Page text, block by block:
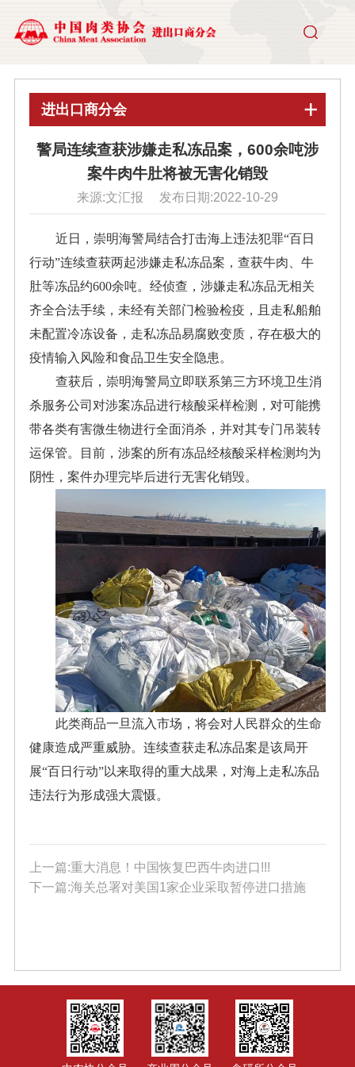
进出口商分会
警局连续查获涉嫌走私冻品案，600余吨涉
案牛肉牛肚将被无害化销毁
来源:文汇报 发布日期:2022-10-29
近日，崇明海警局结合打击海上违法犯罪“百日
行动”连续查获两起涉嫌走私冻品案，查获牛肉、牛
肚等冻品约600余吨。经侦查，涉嫌走私冻品无相关
齐全合法手续，未经有关部门检验检疫，且走私船舶
未配置冷冻设备，走私冻品易腐败变质，存在极大的
疫情输入风险和食品卫生安全隐患。
查获后，崇明海警局立即联系第三方环境卫生消
杀服务公司对涉案冻品进行核酸采样检测，对可能携
带各类有害微生物进行全面消杀，并对其专门吊装转
运保管。目前，涉案的所有冻品经核酸采样检测均为
阴性，案件办理完毕后进行无害化销毁。
此类商品一旦流入市场，将会对人民群众的生命
健康造成严重威胁。连续查获走私冻品案是该局开
展“百日行动”以来取得的重大战果，对海上走私冻品
违法行为形成强大震慑。
上一篇:重大消息！中国恢复巴西牛肉进口!!!
下一篇:海关总署对美国1家企业采取暂停进口措施